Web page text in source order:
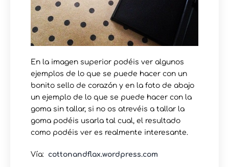
En la imagen superior podéis ver algunos
ejemplos de lo que se puede hacer con un
bonito sello de corazón y en la foto de abajo
un ejemplo de lo que se puede hacer con la
goma sin tallar, si no os atrevéis a tallar la
goma podéis usarla tal cual, el resultado
como podéis ver es realmente interesante.
Vía: cottonandflax.wordpress.com